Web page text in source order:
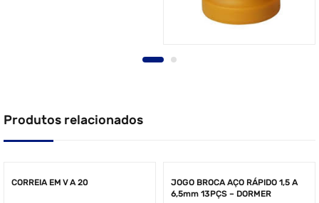
Produtos relacionados
CORREIA EM V A 20
JOGO BROCA AÇO RÁPIDO 1,5 A
6,5mm 13PÇS – DORMER